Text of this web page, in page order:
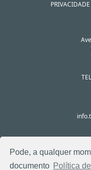
Pode, a qualquer
documento Política